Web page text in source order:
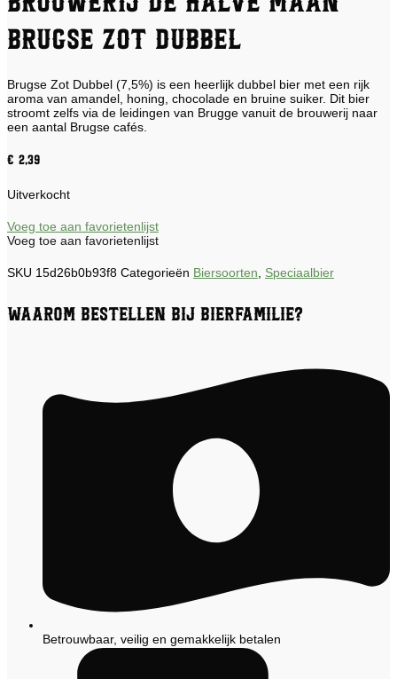
Brugse Zot Dubbel
Brugse Zot Dubbel (7,5%) is een heerlijk dubbel bier met een rijk
aroma van amandel, honing, chocolade en bruine suiker. Dit bier
stroomt zelfs via de leidingen van Brugge vanuit de brouwerij naar
een aantal Brugse cafés.
€ 2,39
Uitverkocht
Voeg toe aan favorietenlijst
Voeg toe aan favorietenlijst
SKU 15d26b0b93f8 Categorieën Biersoorten Speciaalbier
Waarom bestellen bij Bierfamilie?
Betrouwbaar, veilig en gemakkelijk betalen